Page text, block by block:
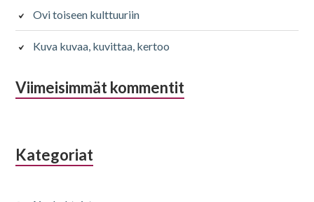
Ovi toiseen kulttuuriin
Kuva kuvaa, kuvittaa, kertoo
Viimeisimmät kommentit
Kategoriat